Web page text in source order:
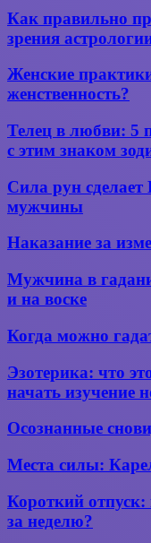
Как
правильно
провести
рождения
с точки
астрологии
и
эзотерики
Как правильно
зрения
Женские
Как
в
себе
Женские
женственность?
Телец
любви:
плюсов
и
минусов
с
этим
знаком
Телец в любви: 5
с этим знаком
Сила
сделает
желанной
любого
мужчины
Сила рун
мужчины
Наказание
измену
мужу
Наказание за
Мужчина
в гадании
на кофейной
и на воске
Мужчина в
и на воске
Когда
можно
гадать:
мифы
и реальность
Когда можно
Эзотерика:
это
как
и с чего
изучение
новичку
Эзотерика: что
начать изучение
Осознанные
как
управлять
Осознанные
Места
Карелия
Места силы:
Короткий
отпуск:
как
Короткий отпуск:
за неделю?